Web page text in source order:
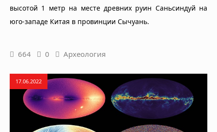
высотой 1 метр на месте древних руин Саньсиндуй на
юго-западе Китая в провинции Сычуань.
664 0 Археология
17.06.2022